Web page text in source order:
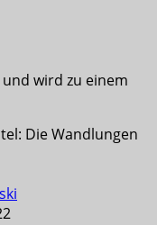
wird zu einem
Die Wandlungen